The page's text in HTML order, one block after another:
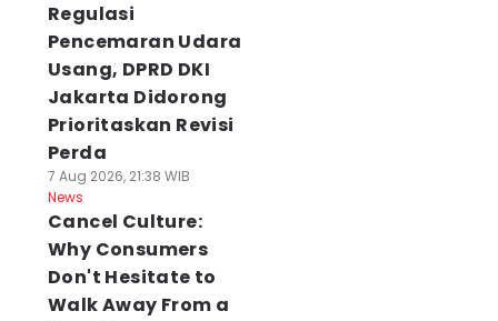
Regulasi
Pencemaran Udara
Usang, DPRD DKI
Jakarta Didorong
Prioritaskan Revisi
Perda
7 Aug 2026, 21:38 WIB
News
Cancel Culture:
Why Consumers
Don't Hesitate to
Walk Away From a